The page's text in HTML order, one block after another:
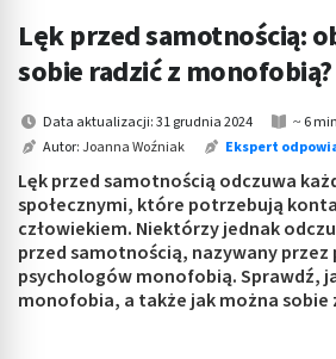
submenu: Kosmetyki
submenu: Higiena
submenu: Sprzęt medyczny
submenu: Intymne
submenu: Wellness
Lęk przed samotnością:
sobie radzić z monofobią?
Data aktualizacji: 31 grudnia 2024
~ 6
Autor:Joanna Woźniak Ekspert
Lęk przed samotnością odczuwa
społecznymi, które potrzebują
człowiekiem. Niektórzy jednak
przed samotnością, nazywany
psychologów monofobią. Sprawdź,
monofobia, a także jak można sobie